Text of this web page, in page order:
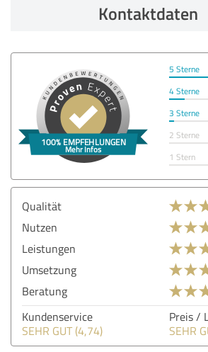
Kontaktdaten
5 Sterne
4 Sterne
3 Sterne
2 Sterne
1 Stern
Qualität
Nutzen
Leistungen
Umsetzung
Beratung
Kundenservice
SEHR GUT (4,74)
Preis /
SEHR